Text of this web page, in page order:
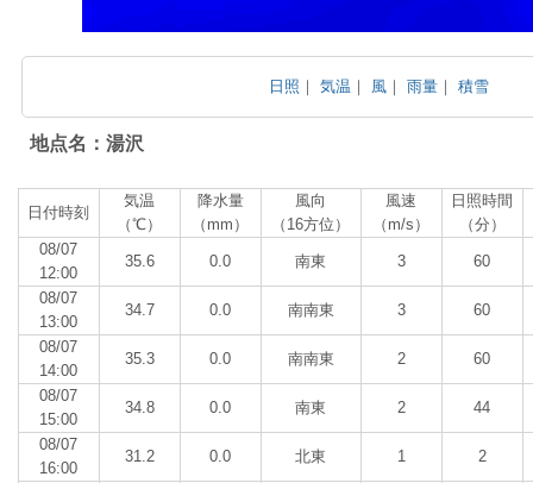
日照 ｜気温 ｜ 風 ｜雨量 ｜積雪
地点名：湯沢
日付時刻
気温
（℃）
降水量
（mm）
風向
（16方位）
風速
（m/s）
日照時間
（分）
08/07
12:00
35.6 0.0 南東 3 60
08/07
13:00
34.7 0.0 南南東 3 60
08/07
14:00
35.3 0.0 南南東 2 60
08/07
15:00
34.8 0.0 南東 2 44
08/07
16:00
31.2 0.0 北東 1 2